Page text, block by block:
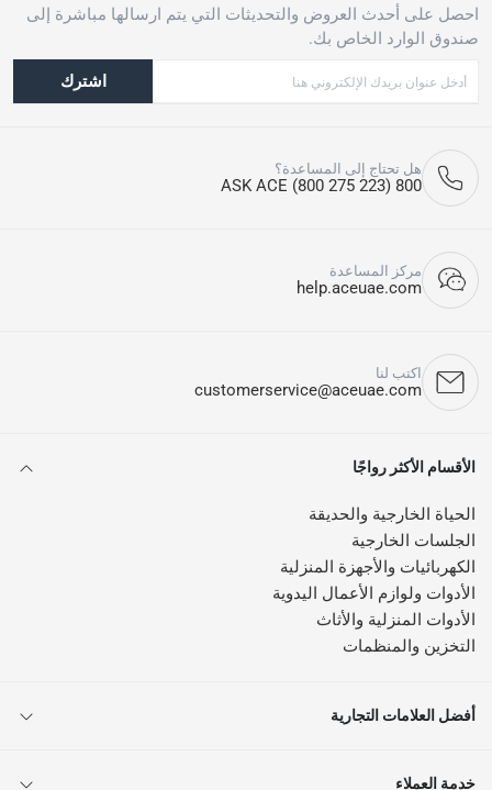
احصل على أحدث العروض والتحديثات التي يتم ارسالها مباشرة إلى
صندوق الوارد الخاص بك.
اشترك
هل تحتاج إلى المساعدة؟
800 ASK ACE (800 275 223)
مركز المساعدة
help.aceuae.com
اكتب لنا
customerservice@aceuae.com
الأقسام الأكثر رواجًا
الحياة الخارجية والحديقة
الجلسات الخارجية
الكهربائيات والأجهزة المنزلية
الأدوات ولوازم الأعمال اليدوية
الأدوات المنزلية والأثاث
التخزين والمنظمات
أفضل العلامات التجارية
خدمة العملاء